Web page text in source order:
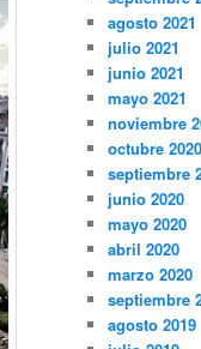
agosto 2021
julio 2021
junio 2021
mayo 2021
noviembre
octubre 2020
septiembre
junio 2020
mayo 2020
abril 2020
marzo 2020
septiembre
agosto 2019